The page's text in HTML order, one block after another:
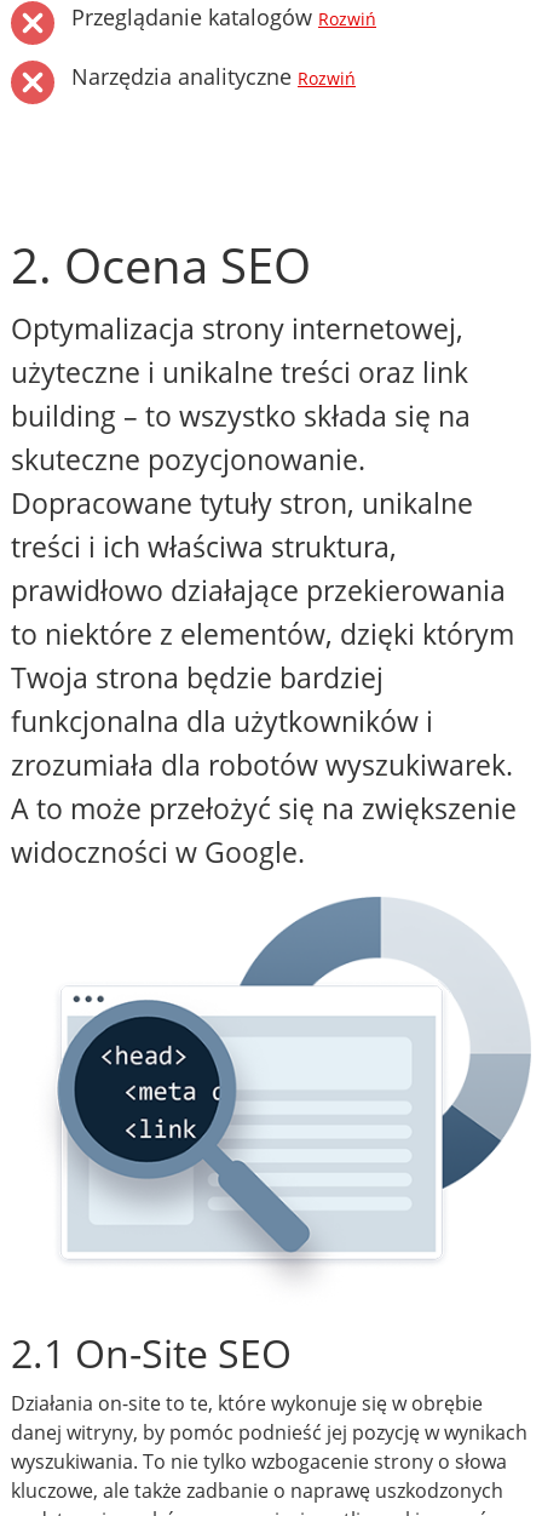
Przeglądanie katalogów Rozwiń
Narzędzia analityczne Rozwiń
2. Ocena SEO
Optymalizacja strony internetowej,
użyteczne i unikalne treści oraz link
building – to wszystko składa się na
skuteczne pozycjonowanie.
Dopracowane tytuły stron, unikalne
treści i ich właściwa struktura,
prawidłowo działające przekierowania
to niektóre z elementów, dzięki którym
Twoja strona będzie bardziej
funkcjonalna dla użytkowników i
zrozumiała dla robotów wyszukiwarek.
A to może przełożyć się na zwiększenie
widoczności w Google.
2.1 On-Site SEO
Działania on-site to te, które wykonuje się w obrębie
danej witryny, by pomóc podnieść jej pozycję w wynikach
wyszukiwania. To nie tylko wzbogacenie strony o słowa
kluczowe, ale także zadbanie o naprawę uszkodzonych